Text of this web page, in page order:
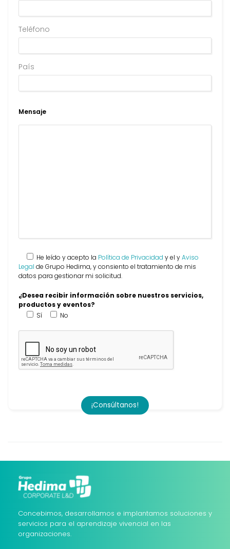
Teléfono
País
Mensaje
He leído y acepto la Política de Privacidad y el yAviso
Legal de Grupo Hedima, y consiento el tratamiento de mis
datos para gestionar mi solicitud.
¿Desea recibir información sobre nuestros servicios,
productos y eventos?
Sí
No
Concebimos, desarrollamos e implantamos soluciones y
servicios para el aprendizaje vivencial en las
organizaciones.